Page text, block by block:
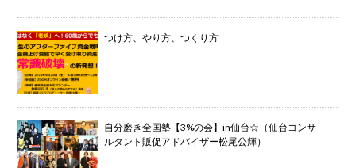
つけ方、やり方、つくり方
自分磨き全国塾【3%の会】in仙台☆（仙台コンサ
ルタント販促アドバイザー松尾公輝）